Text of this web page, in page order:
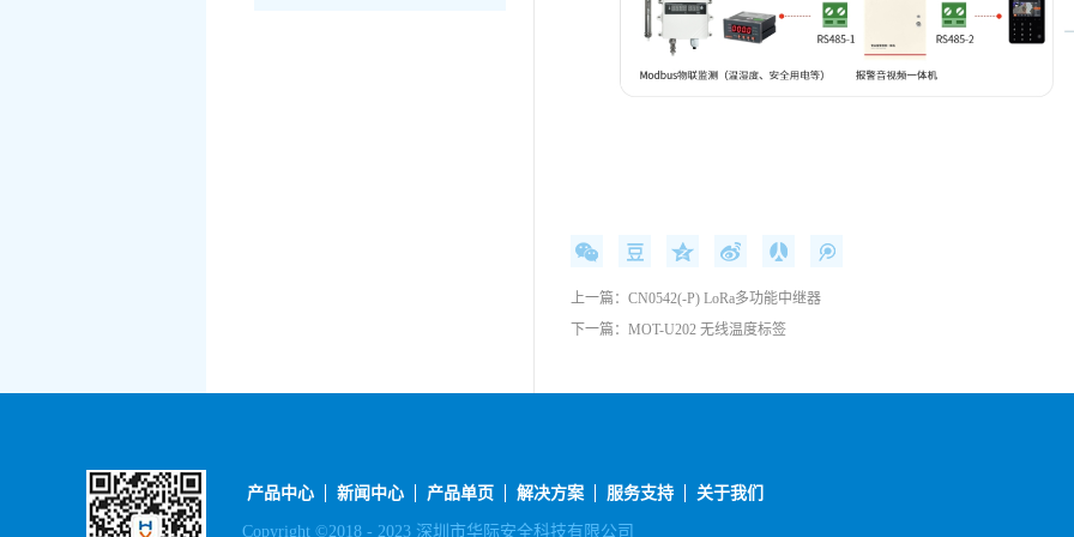
上一篇： CN0542(-P) LoRa多功能中继器
下一篇： MOT-U202 无线温度标签
产品中心 新闻中心 产品单页 解决方案 服务支持 关于我们
Copyright ©2018 - 2023 深圳市华际安全科技有限公司